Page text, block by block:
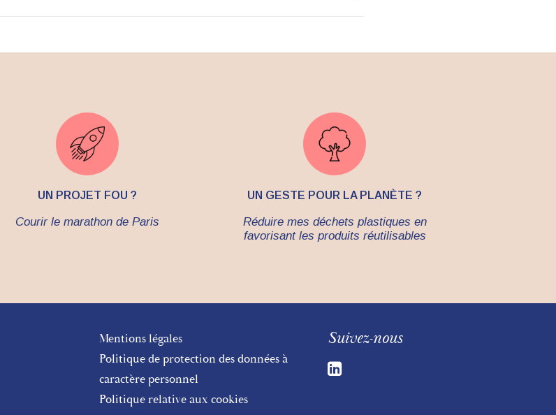
UN PROJET FOU ?
Courir le marathon de Paris
UN GESTE POUR LA PLANÈTE ?
Réduire mes déchets plastiques en
favorisant les produits réutilisables
Mentions légales
Politique de protection des données à
caractère personnel
Politique relative aux cookies
Suivez-nous